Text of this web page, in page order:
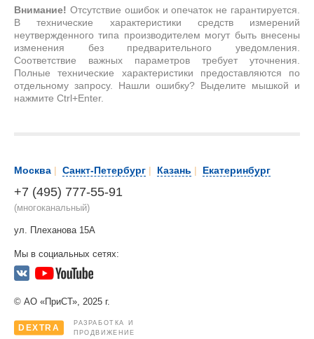
Внимание! Отсутствие ошибок и опечаток не гарантируется.
В технические характеристики средств измерений
неутвержденного типа производителем могут быть внесены
изменения без предварительного уведомления.
Соответствие важных параметров требует уточнения.
Полные технические характеристики предоставляются по
отдельному запросу. Нашли ошибку? Выделите мышкой и
нажмите Ctrl+Enter.
Москва | Санкт-Петербург | Казань | Екатеринбург
+7 (495) 777-55-91
(многоканальный)
ул. Плеханова 15А
Мы в социальных сетях:
© АО «ПриСТ», 2025 г.
DEXTRA
РАЗРАБОТКА И
ПРОДВИЖЕНИЕ